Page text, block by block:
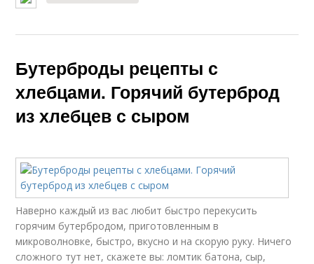
Бутерброды рецепты с
хлебцами. Горячий бутерброд
из хлебцев с сыром
Наверно каждый из вас любит быстро перекусить
горячим бутербродом, приготовленным в
микроволновке, быстро, вкусно и на скорую руку. Ничего
сложного тут нет, скажете вы: ломтик батона, сыр,